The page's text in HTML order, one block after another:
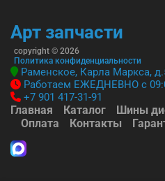
Арт запчасти
copyright © 2026
Политика конфиденциальности
Раменское, Карла Маркса,
Работаем ЕЖЕДНЕВНО с
+7 901 417-31-91
Главная Каталог Шины
Оплата
Контакты